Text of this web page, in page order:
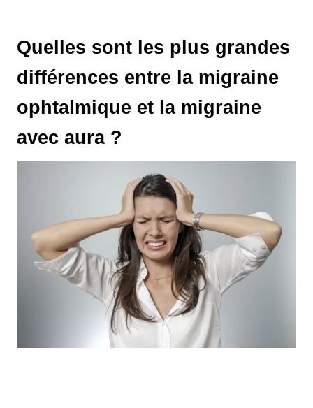
Quelles sont les plus grandes
différences entre la migraine
ophtalmique et la migraine
avec aura ?